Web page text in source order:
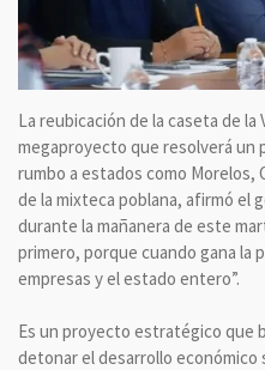
La reubicación de la caseta de la
megaproyecto que resolverá un
rumbo a estados como Morelos,
de la mixteca poblana, afirmó el
durante la mañanera de este
primero, porque cuando gana la
empresas y el estado entero”.
Es un proyecto estratégico que
detonar el desarrollo